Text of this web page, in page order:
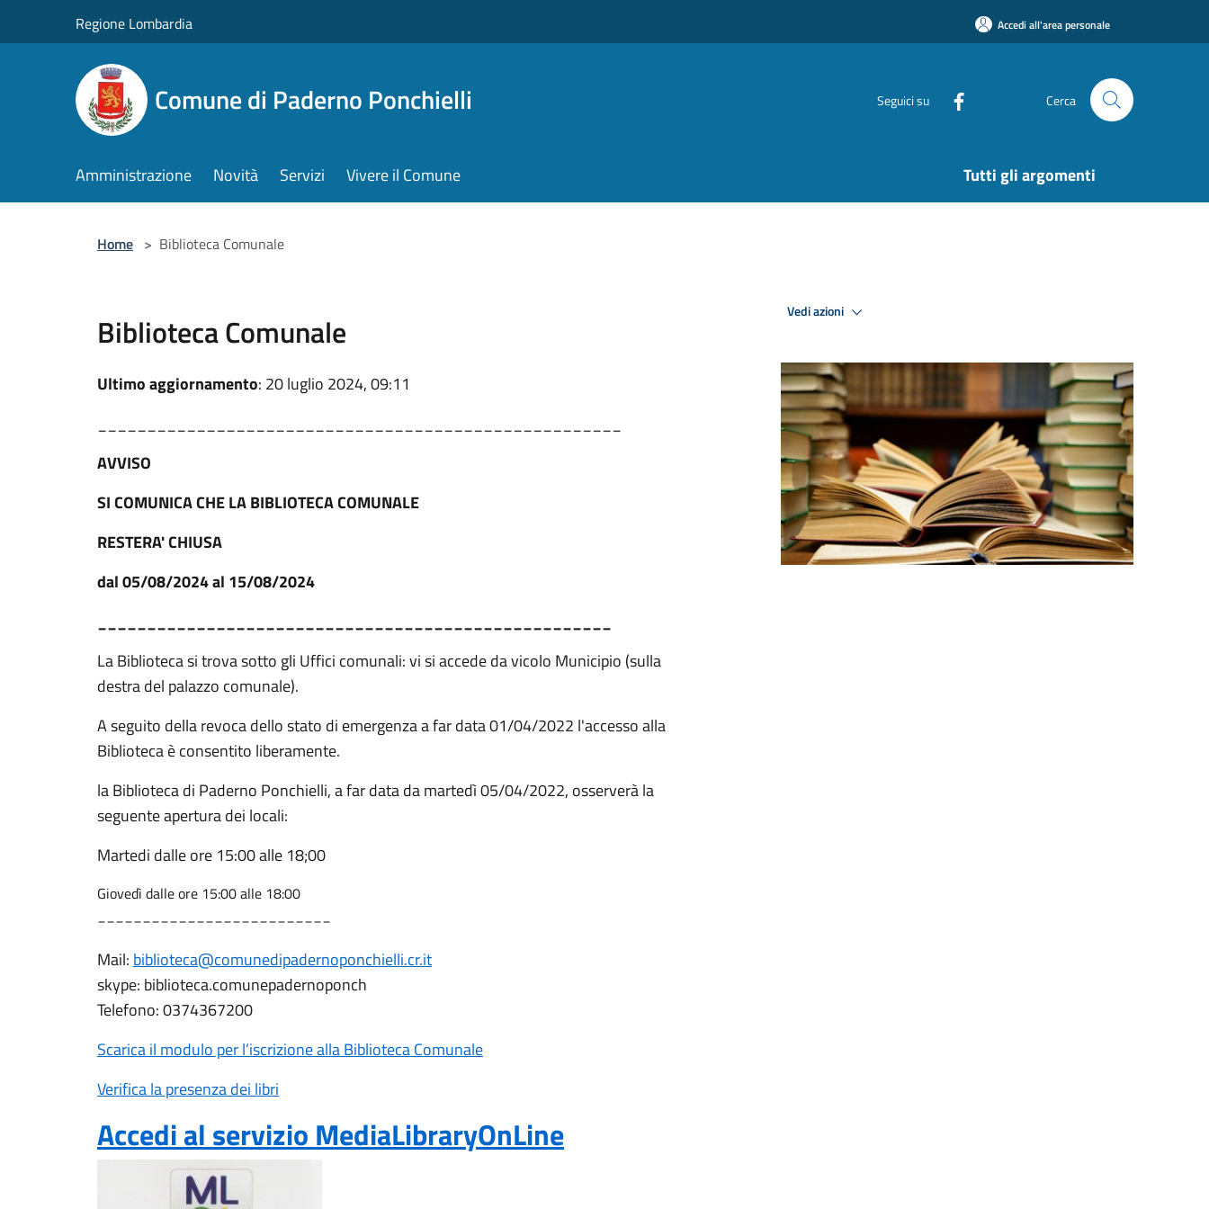
Regione Lombardia Accedi all'area personale
Comune di Paderno Ponchielli Seguici su Cerca
Amministrazione Novità Servizi Vivere il Comune Tutti gli argomenti
Home > Biblioteca Comunale
Biblioteca Comunale
Ultimo aggiornamento: 20 luglio 2024, 09:11
AVVISO
SI COMUNICA CHE LA BIBLIOTECA COMUNALE
RESTERA' CHIUSA
dal 05/08/2024 al 15/08/2024
La Biblioteca si trova sotto gli Uffici comunali: vi si accede da vicolo Municipio (sulla
destra del palazzo comunale).
A seguito della revoca dello stato di emergenza a far data 01/04/2022 l'accesso alla
Biblioteca è consentito liberamente.
la Biblioteca di Paderno Ponchielli, a far data da martedì 05/04/2022, osserverà la
seguente apertura dei locali:
Martedi dalle ore 15:00 alle 18;00
Giovedì dalle ore 15:00 alle 18:00
Mail: biblioteca@comunedipadernoponchielli.cr.it
skype: biblioteca.comunepadernoponch
Telefono: 0374367200
Scarica il modulo per l’iscrizione alla Biblioteca Comunale
Verifica la presenza dei libri
Accedi al servizio MediaLibraryOnLine
Vedi azioni